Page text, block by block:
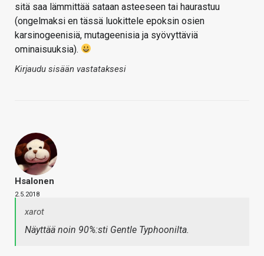
sitä saa lämmittää sataan asteeseen tai haurastuu
(ongelmaksi en tässä luokittele epoksin osien
karsinogeenisiä, mutageenisia ja syövyttäviä
ominaisuuksia).
Kirjaudu sisään vastataksesi
Hsalonen
2.5.2018
xarot
Näyttää noin 90%:sti Gentle Typhoonilta.